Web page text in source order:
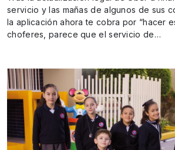
servicio y las mañas de algunos de sus
la aplicación ahora te cobra por “hacer
choferes, parece que el servicio de…